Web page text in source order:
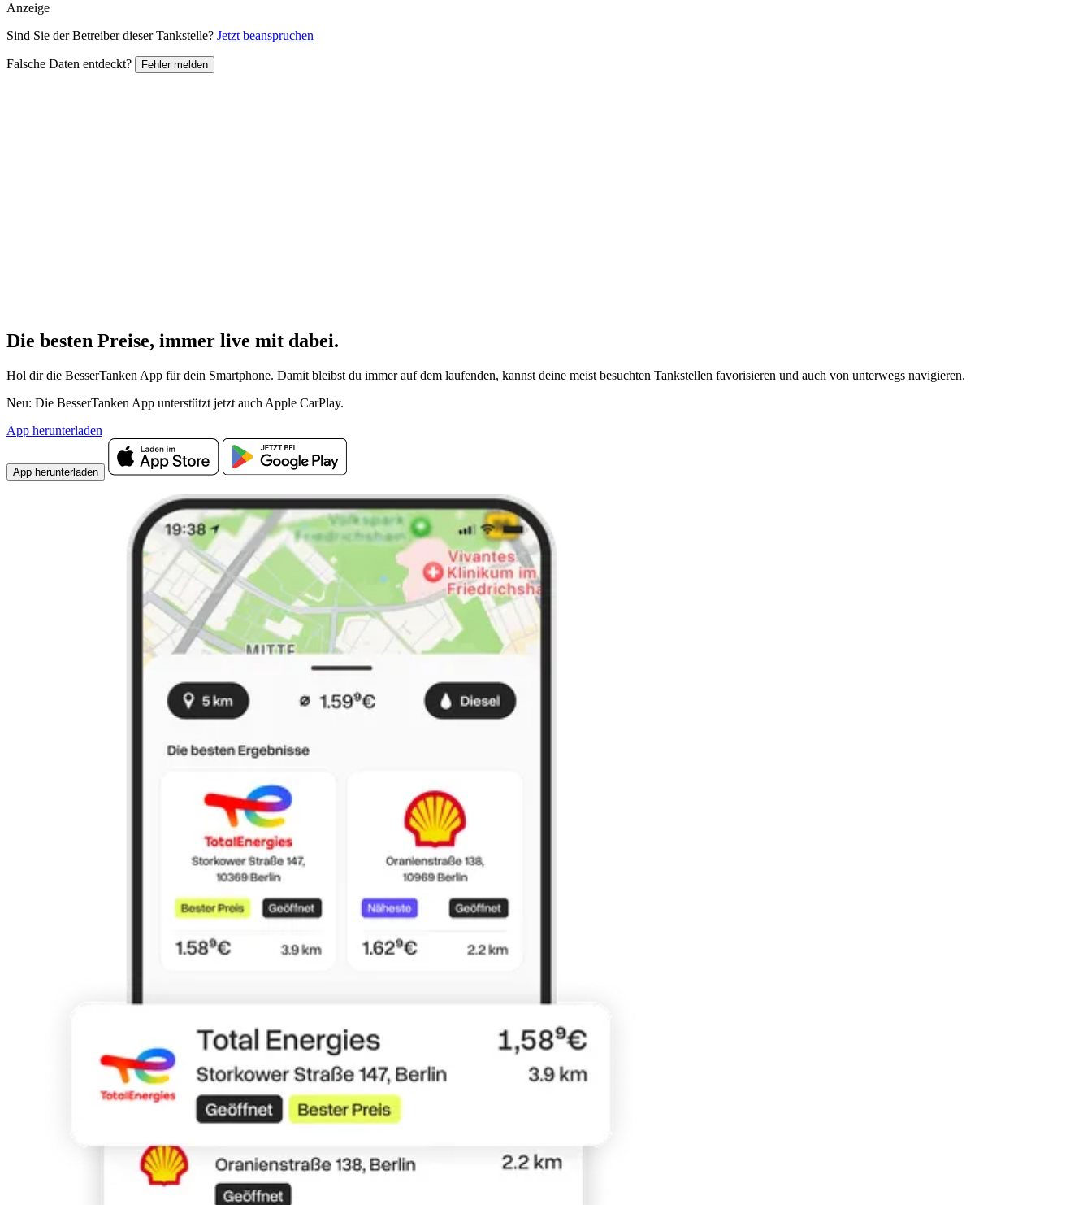
Anzeige
Sind Sie der Betreiber dieser Tankstelle? Jetzt beanspruchen
Falsche Daten entdeckt? Fehler melden
Die besten Preise, immer live mit dabei.
Hol dir die BesserTanken App für dein Smartphone. Damit bleibst du immer auf dem laufenden, kannst deine meist besuchten Tankstellen favorisieren und auch von unterwegs navigieren.
Neu: Die BesserTanken App unterstützt jetzt auch Apple CarPlay.
App herunterladen
App herunterladen